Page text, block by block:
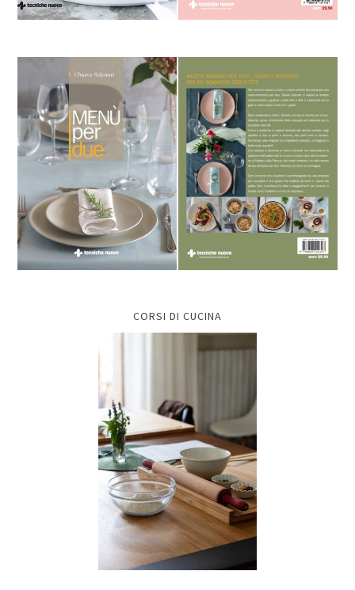
CORSI DI CUCINA